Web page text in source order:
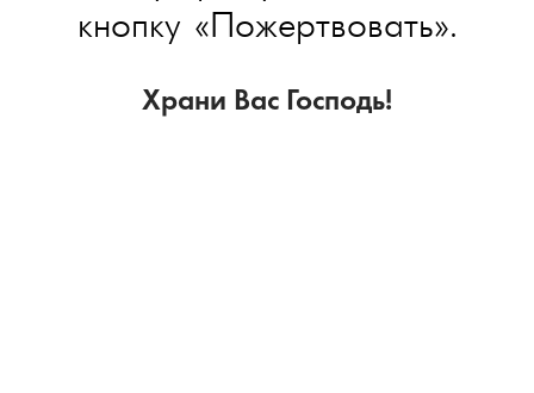
кнопку «Пожертвовать».
Храни Вас Господь!